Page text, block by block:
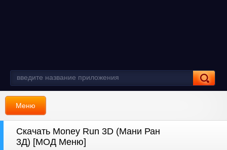
Меню
Скачать Money Run 3D (Мани Ран
3Д) [МОД Меню]